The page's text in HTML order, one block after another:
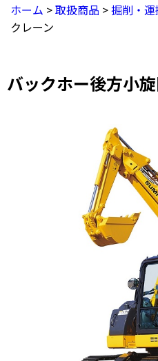
ホーム >取扱商品 >掘削・運
クレーン
バックホー後方小